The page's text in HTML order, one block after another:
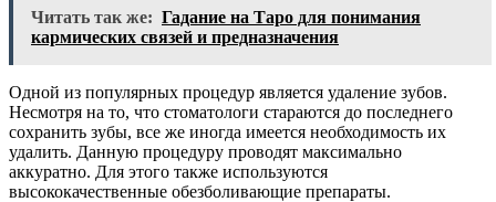
Читать так же: Гадание на Таро для понимания
кармических связей и предназначения
Одной из популярных процедур является удаление зубов.
Несмотря на то, что стоматологи стараются до последнего
сохранить зубы, все же иногда имеется необходимость их
удалить. Данную процедуру проводят максимально
аккуратно. Для этого также используются
высококачественные обезболивающие препараты.